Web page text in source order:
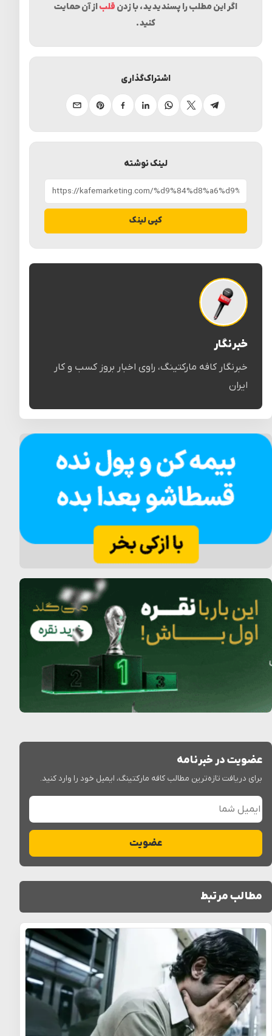
اگر این مطلب را پسندیدید، با زدن قلباز آن حمایت
کنید.
لینک نوشته
کپی لینک
اشتراک‌گذاری
تلگرامایکسواتساپلینکدینفیسبوکپینترستایمیل
خبرنگار
خبرنگار کافه مارکتینگ، راوی اخبار بروز کسب و کار
ایران
عضویت در خبرنامه
برای دریافت تازه‌ترین مطالب کافه مارکتینگ، ایمیل خود را وارد کنید.
ایمیل شما
عضویت
مطالب مرتبط